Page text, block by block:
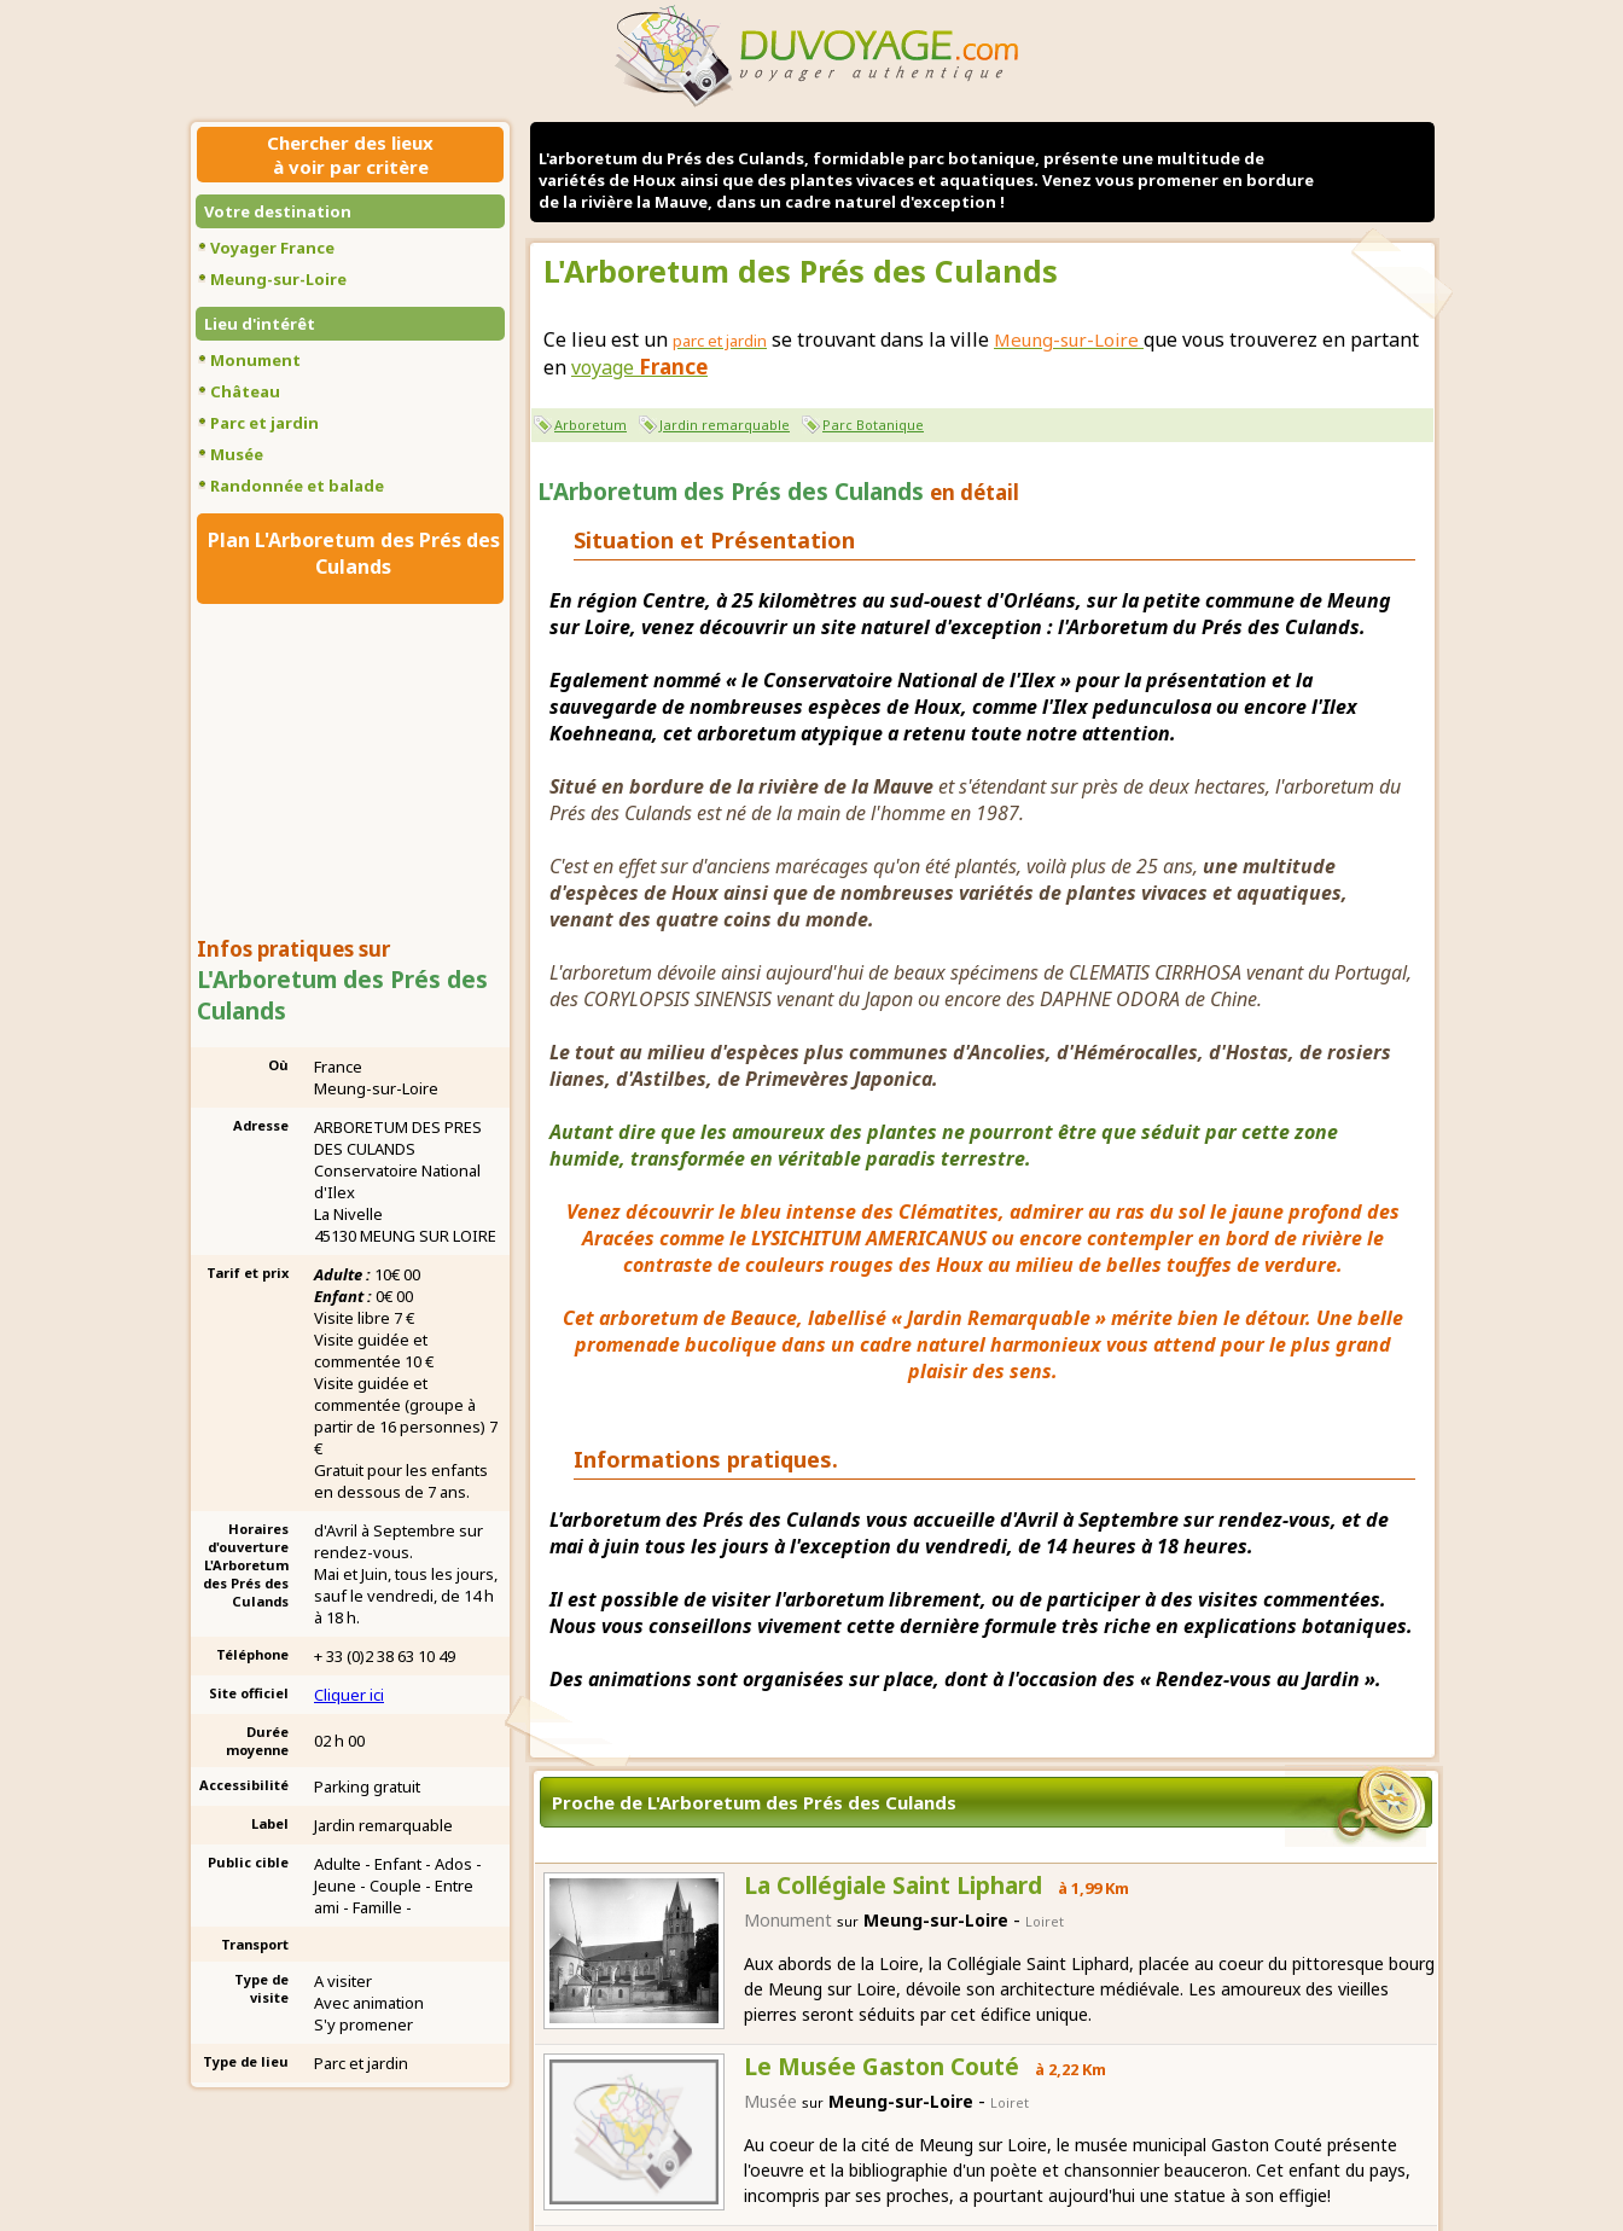
Chercher des lieux
à voir par critère
Votre destination
Voyager France
Meung-sur-Loire
Lieu d'intérêt
Monument
Château
Parc et jardin
Musée
Randonnée et balade
Plan L'Arboretum des Prés des
Culands
Infos pratiques sur
L'Arboretum des Prés des
Culands
Où
France
Meung-sur-Loire
Adresse
ARBORETUM DES PRES
DES CULANDS
Conservatoire National
d'Ilex
La Nivelle
45130 MEUNG SUR LOIRE
Tarif et prix Adulte : 10€ 00
Enfant :0€ 00
Visite libre 7 €
Visite guidée et
commentée 10 €
Visite guidée et
commentée (groupe à
partir de 16 personnes) 7
€
Gratuit pour les enfants
en dessous de 7 ans.
Horaires
d'ouverture
L'Arboretum
des Prés des
Culands
d'Avril à Septembre sur
rendez-vous.
Mai et Juin, tous les jours,
sauf le vendredi, de 14 h
à 18 h.
Téléphone + 33 (0)2 38 63 10 49
Site officiel Cliquer ici
Durée
moyenne
02 h 00
Accessibilité Parking gratuit
Label Jardin remarquable
Public cible
Adulte - Enfant - Ados -
Jeune - Couple - Entre
ami - Famille -
Transport
Type de
visite
A visiter
Avec animation
S'y promener
Type de lieu Parc et jardin
L'arboretum du Prés des Culands, formidable parc botanique, présente une multitude de
variétés de Houx ainsi que des plantes vivaces et aquatiques. Venez vous promener en bordure
de la rivière la Mauve, dans un cadre naturel d'exception !
L'Arboretum des Prés des Culands
Ce lieu est un parc et jardin se trouvant dans la ville Meung-sur-Loire que vous trouverez en partant
envoyage France
Arboretum Jardin remarquable Parc Botanique
L'Arboretum des Prés des Culands en détail
Situation et Présentation
En région Centre, à 25 kilomètres au sud-ouest d'Orléans, sur la petite commune de Meung
sur Loire, venez découvrir un site naturel d'exception : l'Arboretum du Prés des Culands.
Egalement nommé « le Conservatoire National de l'Ilex » pour la présentation et la
sauvegarde de nombreuses espèces de Houx, comme l'Ilex pedunculosa ou encore l'Ilex
Koehneana, cet arboretum atypique a retenu toute notre attention.
Situé en bordure de la rivière de la Mauveet s'étendant sur près de deux hectares, l'arboretum du
Prés des Culands est né de la main de l'homme en 1987.
C'est en effet sur d'anciens marécages qu'on été plantés, voilà plus de 25 ans, une multitude
d'espèces de Houx ainsi que de nombreuses variétés de plantes vivaces et aquatiques,
venant des quatre coins du monde.
L'arboretum dévoile ainsi aujourd'hui de beaux spécimens de CLEMATIS CIRRHOSA venant du Portugal,
des CORYLOPSIS SINENSIS venant du Japon ou encore des DAPHNE ODORA de Chine.
Le tout au milieu d'espèces plus communes d'Ancolies, d'Hémérocalles, d'Hostas, de rosiers
lianes, d'Astilbes, de Primevères Japonica.
Autant dire que les amoureux des plantes ne pourront être que séduit par cette zone
humide, transformée en véritable paradis terrestre.
Venez découvrir le bleu intense des Clématites, admirer au ras du sol le jaune profond des
Aracées comme le LYSICHITUM AMERICANUS ou encore contempler en bord de rivière le
contraste de couleurs rouges des Houx au milieu de belles touffes de verdure.
Cet arboretum de Beauce, labellisé « Jardin Remarquable » mérite bien le détour. Une belle
promenade bucolique dans un cadre naturel harmonieux vous attend pour le plus grand
plaisir des sens.
Informations pratiques.
L'arboretum des Prés des Culands vous accueille d'Avril à Septembre sur rendez-vous, et de
mai à juin tous les jours à l'exception du vendredi, de 14 heures à 18 heures.
Il est possible de visiter l'arboretum librement, ou de participer à des visites commentées.
Nous vous conseillons vivement cette dernière formule très riche en explications botaniques.
Des animations sont organisées sur place, dont à l'occasion des « Rendez-vous au Jardin ».
Proche de L'Arboretum des Prés des Culands
La Collégiale Saint Liphard à 1,99 Km
Monument sur Meung-sur-Loire - Loiret
Aux abords de la Loire, la Collégiale Saint Liphard, placée au coeur du pittoresque bourg
de Meung sur Loire, dévoile son architecture médiévale. Les amoureux des vieilles
pierres seront séduits par cet édifice unique.
Le Musée Gaston Couté à 2,22 Km
Musée sur Meung-sur-Loire - Loiret
Au coeur de la cité de Meung sur Loire, le musée municipal Gaston Couté présente
l'oeuvre et la bibliographie d'un poète et chansonnier beauceron. Cet enfant du pays,
incompris par ses proches, a pourtant aujourd'hui une statue à son effigie!